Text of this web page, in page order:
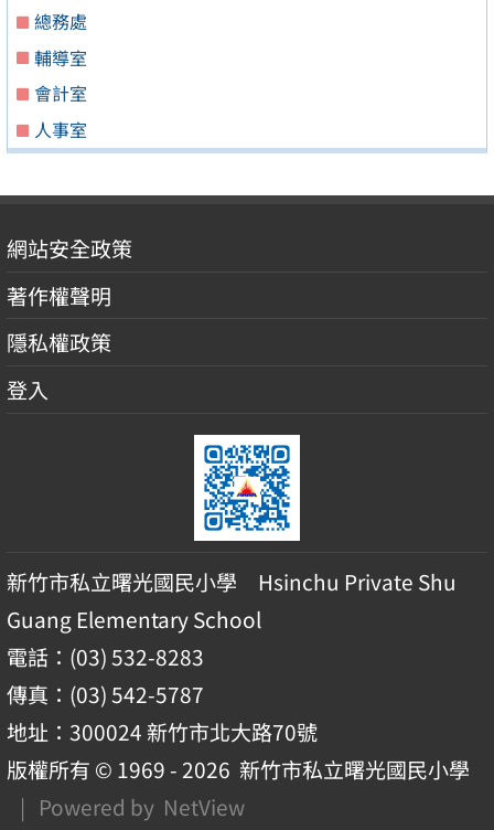
總務處
輔導室
會計室
人事室
網站安全政策
著作權聲明
隱私權政策
登入
新竹市私立曙光國民小學 Hsinchu Private Shu
Guang Elementary School
電話：(03) 532-8283
傳真：(03) 542-5787
地址：300024 新竹市北大路70號
版權所有 © 1969 - 2026 新竹市私立曙光國民小學
| Powered by NetView